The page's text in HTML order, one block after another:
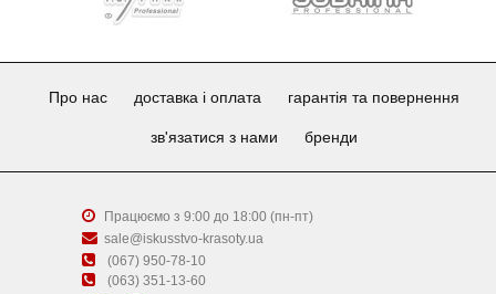
Про нас доставка і оплата гарантія та повернення
зв'язатися з нами бренди
Працюємо з 9:00 до 18:00 (пн-пт)
sale@iskusstvo-krasoty.ua
(067) 950-78-10
(063) 351-13-60